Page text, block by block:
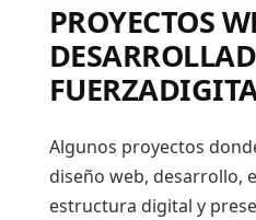
PROYECTOS
Algunos proyectos
diseño web, desarrollo,
estructura digital y